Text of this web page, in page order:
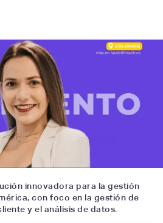
innovadora para la gestión
con foco en la gestión de
y el análisis de datos.